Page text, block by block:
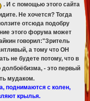
. И с помощью этого сайта
Не хочется? Тогда
отсюда подобру
этого форума может
говорил:"Зритель
а тому что ОН
не будете потому, что в
долбоёбизма, - это первый
мудаком.
поднимаются с колен,
крылья.